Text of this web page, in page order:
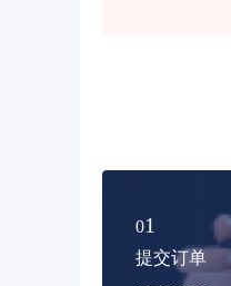
01
提交订单